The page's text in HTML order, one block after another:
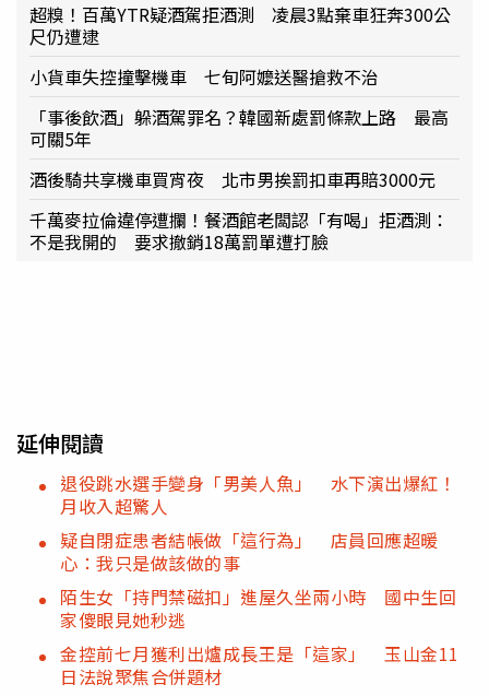
超糗！百萬YTR疑酒駕拒酒測 凌晨3點棄車狂奔300公
尺仍遭逮
小貨車失控撞擊機車 七旬阿嬤送醫搶救不治
「事後飲酒」躲酒駕罪名？韓國新處罰條款上路 最高
可關5年
酒後騎共享機車買宵夜 北市男挨罰扣車再賠3000元
千萬麥拉倫違停遭攔！餐酒館老闆認「有喝」拒酒測：
不是我開的 要求撤銷18萬罰單遭打臉
延伸閱讀
退役跳水選手變身「男美人魚」 水下演出爆紅！
月收入超驚人
疑自閉症患者結帳做「這行為」 店員回應超暖
心：我只是做該做的事
陌生女「持門禁磁扣」進屋久坐兩小時 國中生回
家傻眼見她秒逃
金控前七月獲利出爐成長王是「這家」 玉山金11
日法說聚焦合併題材